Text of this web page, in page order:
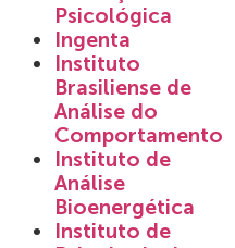
Psicológica
Ingenta
Instituto
Brasiliense de
Análise do
Comportamento
Instituto de
Análise
Bioenergética
Instituto de